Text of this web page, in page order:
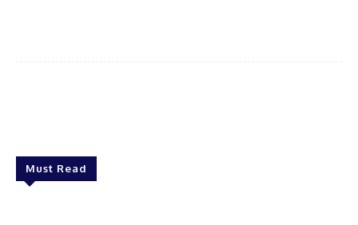
Must Read